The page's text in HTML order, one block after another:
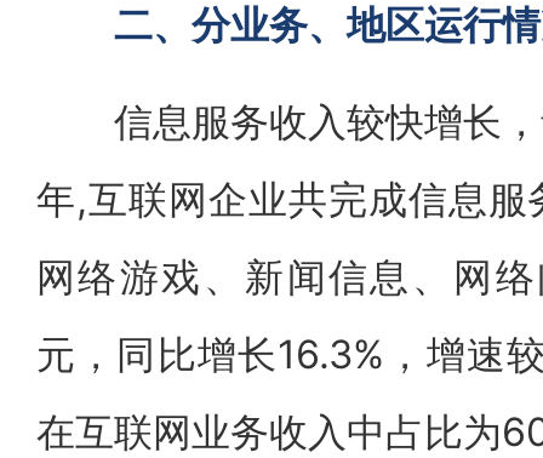
二、分业务、地区运行
信息服务收入较快增长，
年,互联网企业共完成信息
网络游戏、新闻信息、网
元，同比增长16.3%，增速
在互联网业务收入中占比为